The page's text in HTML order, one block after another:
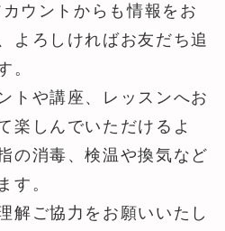
ウントからも情報をお
よろしければお友だち追
。
トや講座、レッスンへお
楽しんでいただけるよ
の消毒、検温や換気など
す。
解ご協力をお願いいたし